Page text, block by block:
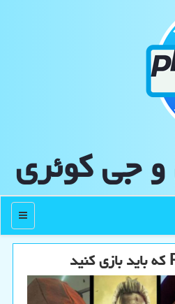
جی كوئری
منو